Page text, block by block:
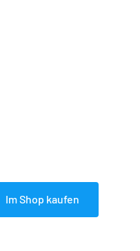
Im Shop kaufen